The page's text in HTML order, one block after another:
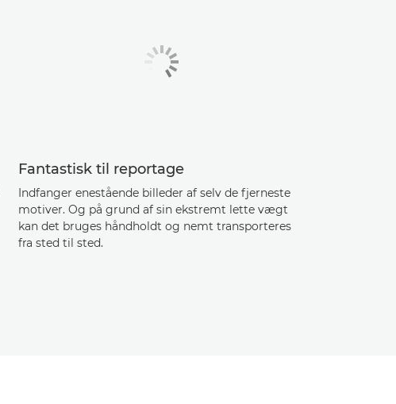
Fantastisk til reportage
Indfanger enestående billeder af selv de fjerneste
motiver. Og på grund af sin ekstremt lette vægt
kan det bruges håndholdt og nemt transporteres
fra sted til sted.